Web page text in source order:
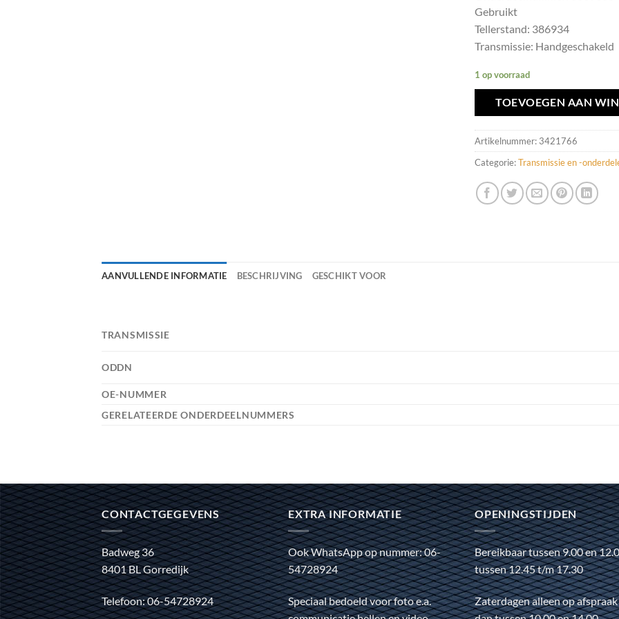
Gebruikt
Tellerstand: 386934
Transmissie: Handgeschakeld
1 op voorraad
TOEVOEGEN AAN
Artikelnummer: 3421766
Categorie:Transmissie en -
AANVULLENDE INFORMATIE BESCHRIJVING GESCHIKT VOOR
TRANSMISSIE
ODDN
OE-NUMMER
GERELATEERDE ONDERDEELNUMMERS
CONTACTGEGEVENS
Badweg 36
8401 BL Gorredijk
Telefoon: 06-54728924
EXTRA INFORMATIE
Ook WhatsApp op nummer: 06-
54728924
Speciaal bedoeld voor foto e.a.
OPENINGSTIJDEN
Bereikbaar tussen 9.00 en
tussen 12.45 t/m 17.30
Zaterdagen alleen op